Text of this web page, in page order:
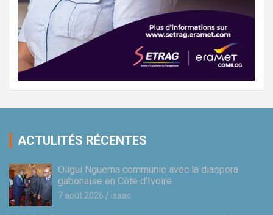
ACTULITÉS RÉCENTES
Oligui Nguema communie avec la diaspora
gabonaise en Côte d’Ivoire
7 août 2026 isaac